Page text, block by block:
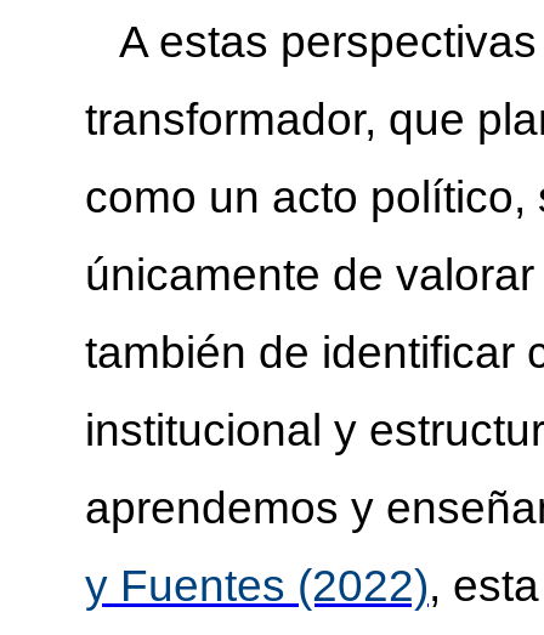
A estas
transformador, que
como un acto
únicamente de
también de identificar
institucional y
aprendemos y
y Fuentes (2022),